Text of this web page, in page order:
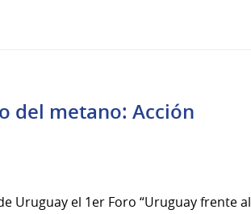
del metano: Acción
Uruguay el 1er Foro “Uruguay frente al